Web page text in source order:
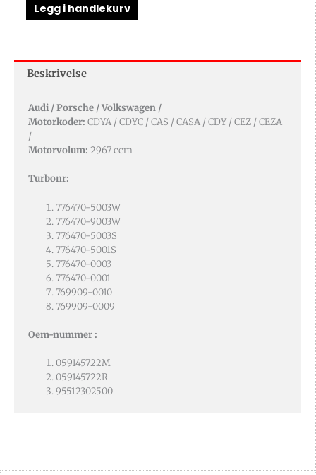
Legg i handlekurv
Beskrivelse
Audi / Porsche / Volkswagen /
Motorkoder: CDYA / CDYC / CAS / CASA / CDY / CEZ / CEZA
/
Motorvolum: 2967 ccm
Turbonr:
776470-5003W
776470-9003W
776470-5003S
776470-5001S
776470-0003
776470-0001
769909-0010
769909-0009
Oem-nummer :
059145722M
059145722R
95512302500